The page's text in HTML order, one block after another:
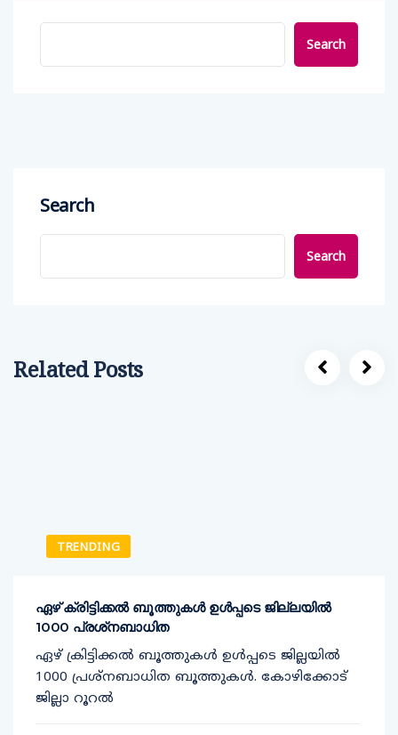
Search
Search
Search
Related Posts
TRENDING
ഏഴ് ക്രിട്ടിക്കല്‍ ബൂത്തുകള്‍ ഉള്‍പ്പടെ ജില്ലയില്‍
1000 പ്രശ്‌നബാധിത
ഏഴ് ക്രിട്ടിക്കല്‍ ബൂത്തുകള്‍ ഉള്‍പ്പടെ ജില്ലയില്‍
1000 പ്രശ്‌നബാധിത ബൂത്തുകള്‍. കോഴിക്കോട്
ജില്ലാ റൂറല്‍